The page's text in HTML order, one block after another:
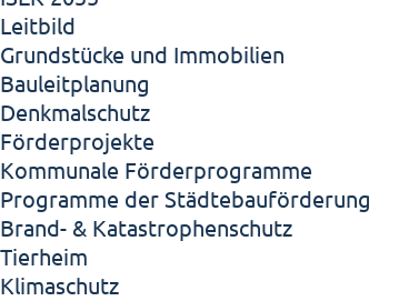
Leitbild
Grundstücke und Immobilien
Bauleitplanung
Denkmalschutz
Förderprojekte
Kommunale Förderprogramme
Programme der Städtebauförderung
Brand- & Katastrophenschutz
Tierheim
Klimaschutz